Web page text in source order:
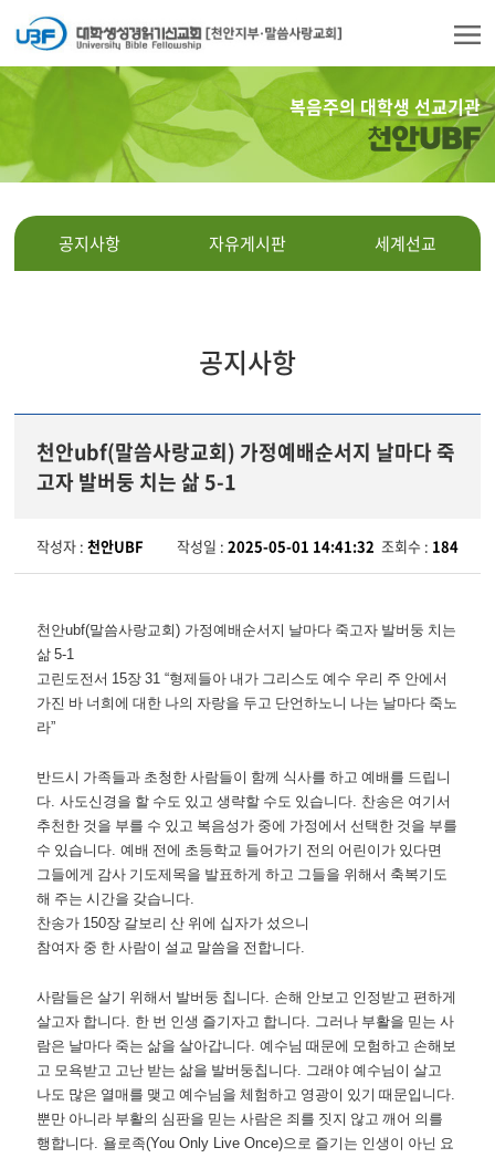
복음주의 대학생 선교기관
천안UBF
공지사항 자유게시판 세계선교
공지사항
천안ubf(말씀사랑교회) 가정예배순서지 날마다 죽
고자 발버둥 치는 삶 5-1
작성자 :천안UBF 작성일 :2025-05-01 14:41:32 조회수 : 184
천안ubf(말씀사랑교회) 가정예배순서지 날마다 죽고자 발버둥 치는
삶5-1
고린도전서 15장31 “형제들아 내가 그리스도 예수 우리 주 안에서
가진 바 너희에 대한 나의 자랑을 두고 단언하노니 나는 날마다 죽노
라”
반드시 가족들과 초청한 사람들이 함께 식사를 하고 예배를 드립니
다.사도신경을 할 수도 있고 생략할 수도 있습니다. 찬송은 여기서
추천한 것을 부를 수 있고 복음성가 중에 가정에서 선택한 것을 부를
수 있습니다.예배 전에 초등학교 들어가기 전의 어린이가 있다면
그들에게 감사 기도제목을 발표하게 하고 그들을 위해서 축복기도
해 주는 시간을 갖습니다.
찬송가 150장 갈보리 산 위에 십자가 섰으니
참여자 중 한 사람이 설교 말씀을 전합니다.
사람들은 살기 위해서 발버둥 칩니다. 손해 안보고 인정받고 편하게
살고자 합니다. 한 번 인생 즐기자고 합니다. 그러나 부활을 믿는 사
람은 날마다 죽는 삶을 살아갑니다.예수님 때문에 모험하고 손해보
고 모욕받고 고난 받는 삶을 발버둥칩니다. 그래야 예수님이 살고
나도 많은 열매를 맺고 예수님을 체험하고 영광이 있기 때문입니다.
뿐만 아니라 부활의 심판을 믿는 사람은 죄를 짓지 않고 깨어 의를
행합니다. 욜로족(You Only Live Once)으로 즐기는 인생이 아닌 요